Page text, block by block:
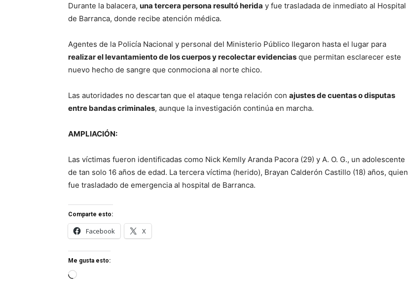
Durante la balacera, una tercera persona resultó herida y fue trasladada de inmediato al Hospital
de Barranca, donde recibe atención médica.
Agentes de la Policía Nacional y personal del Ministerio Público llegaron hasta el lugar para
realizar el levantamiento de los cuerpos y recolectar evidencias que permitan esclarecer este
nuevo hecho de sangre que conmociona al norte chico.
Las autoridades no descartan que el ataque tenga relación con ajustes de cuentas o disputas
entre bandas criminales, aunque la investigación continúa en marcha.
AMPLIACIÓN:
Las víctimas fueron identificadas como Nick Kemlly Aranda Pacora (29) y A. O. G., un adolescente
de tan solo 16 años de edad. La tercera víctima (herido), Brayan Calderón Castillo (18) años, quien
fue trasladado de emergencia al hospital de Barranca.
Comparte esto:
Facebook X
Me gusta esto:
C